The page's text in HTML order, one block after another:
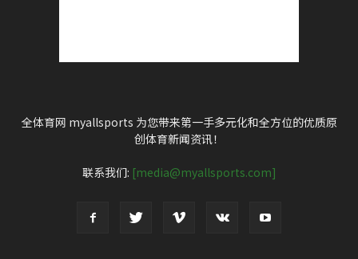
全体育网 myallsports 为您带来第一手多元化和全方位的优质原
创体育新闻资讯！
联系我们: [media@myallsports.com]